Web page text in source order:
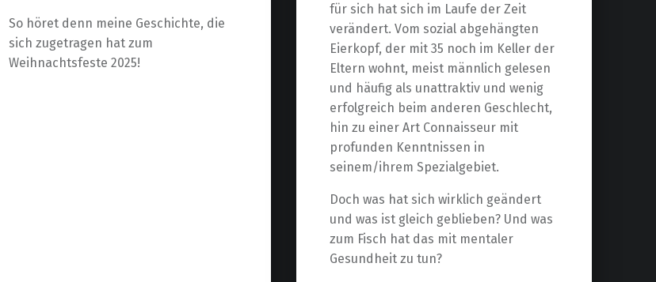
So höret denn meine Geschichte, die
sich zugetragen hat zum
Weihnachtsfeste 2025!
für sich hat sich im Laufe der Zeit
verändert. Vom sozial abgehängten
Eierkopf, der mit 35 noch im Keller der
Eltern wohnt, meist männlich gelesen
und häufig als unattraktiv und wenig
erfolgreich beim anderen Geschlecht,
hin zu einer Art Connaisseur mit
profunden Kenntnissen in
seinem/ihrem Spezialgebiet.
Doch was hat sich wirklich geändert
und was ist gleich geblieben? Und was
zum Fisch hat das mit mentaler
Gesundheit zu tun?